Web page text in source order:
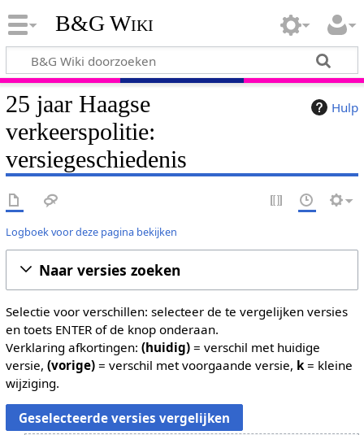
B&G Wiki
Hulp
25 jaar Haagse
verkeerspolitie:
versiegeschiedenis
Logboek voor deze pagina bekijken
Naar versies zoeken
Selectie voor verschillen: selecteer de te vergelijken versies
en toets ENTER of de knop onderaan.
Verklaring afkortingen: (huidig)= verschil met huidige
versie, (vorige)= verschil met voorgaande versie, k= kleine
wijziging.